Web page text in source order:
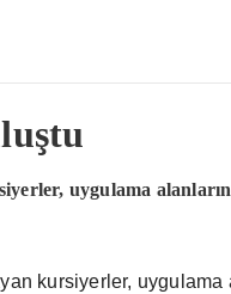
uygulama
kursiyerler,